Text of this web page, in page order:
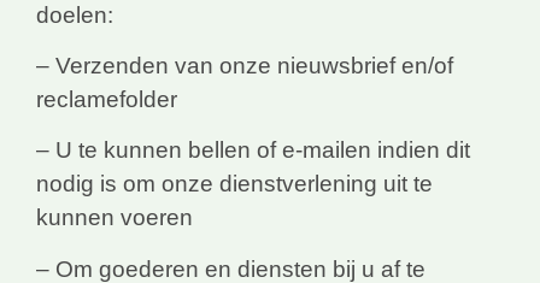
doelen:
– Verzenden van onze nieuwsbrief en/of
reclamefolder
– U te kunnen bellen of e-mailen indien dit
nodig is om onze dienstverlening uit te
kunnen voeren
– Om goederen en diensten bij u af te